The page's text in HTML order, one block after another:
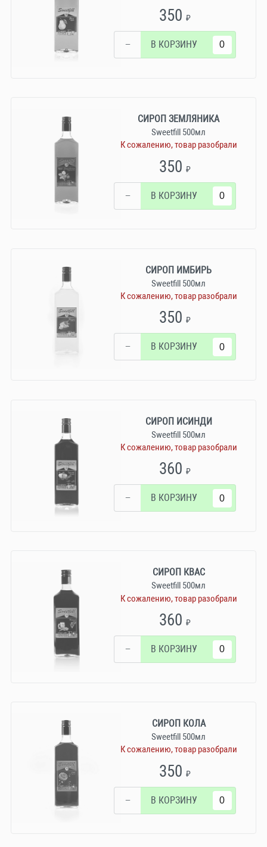
350₽
− В КОРЗИНУ
СИРОП ЗЕМЛЯНИКА
Sweetfill 500мл
К сожалению, товар разобрали
350₽
− В КОРЗИНУ
СИРОП ИМБИРЬ
Sweetfill 500мл
К сожалению, товар разобрали
350₽
− В КОРЗИНУ
СИРОП ИСИНДИ
Sweetfill 500мл
К сожалению, товар разобрали
360₽
− В КОРЗИНУ
СИРОП КВАС
Sweetfill 500мл
К сожалению, товар разобрали
360₽
− В КОРЗИНУ
СИРОП КОЛА
Sweetfill 500мл
К сожалению, товар разобрали
350₽
− В КОРЗИНУ